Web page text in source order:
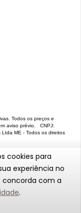
cookies para
experiência no
concorda com a
.
Todos os preços e
aviso prévio. CNPJ:
ME - Todos os direitos